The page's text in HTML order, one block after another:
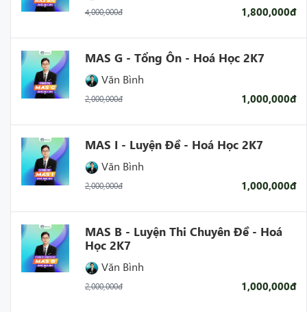
4,000,000đ 1,800,000đ
MAS G - Tổng Ôn - Hoá Học 2K7
Văn Bình
2,000,000đ 1,000,000đ
MAS I - Luyện Đề - Hoá Học 2K7
Văn Bình
2,000,000đ 1,000,000đ
MAS B - Luyện Thi Chuyên Đề - Hoá
Học 2K7
Văn Bình
2,000,000đ 1,000,000đ